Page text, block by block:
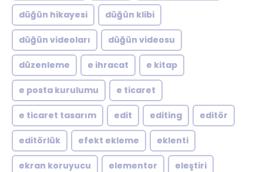
düğün hikayesi düğün klibi
düğün videoları düğün videosu
düzenleme e ihracat e kitap
e posta kurulumu e ticaret
e ticaret tasarım edit editing editör
editörlük efekt ekleme eklenti
ekran koruyucu elementor eleştiri